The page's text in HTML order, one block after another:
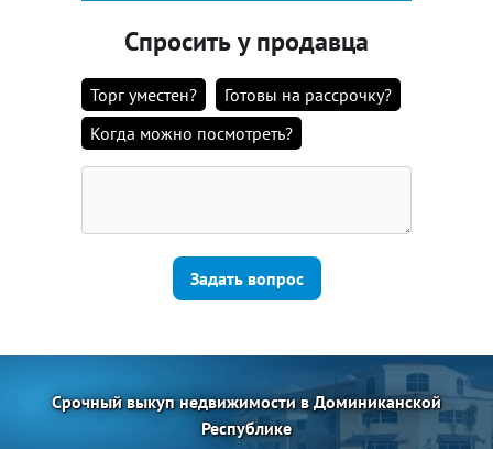
Спросить у продавца
Торг уместен?
Готовы на рассрочку?
Когда можно посмотреть?
Задать вопрос
Срочный выкуп недвижимости в Доминиканской
Республике